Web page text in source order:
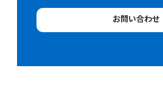
お問い合わせ